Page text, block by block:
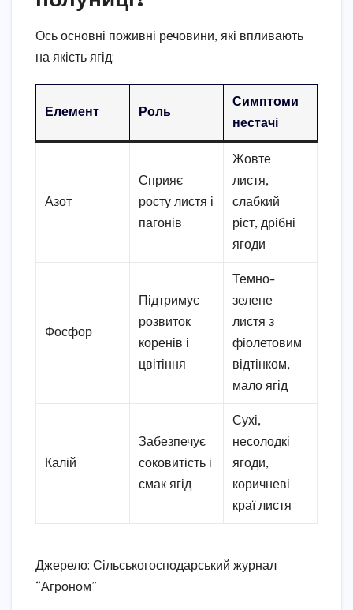
Ось основні поживні речовини, які впливають
на якість ягід:
Елемент Роль
Симптоми
нестачі
Азот
Сприяє
росту листя і
пагонів
Жовте
листя,
слабкий
ріст, дрібні
ягоди
Фосфор
Підтримує
розвиток
коренів і
цвітіння
Темно-
зелене
листя з
фіолетовим
відтінком,
мало ягід
Калій
Забезпечує
соковитість і
смак ягід
Сухі,
несолодкі
ягоди,
коричневі
краї листя
Джерело: Сільськогосподарський журнал
“Агроном”